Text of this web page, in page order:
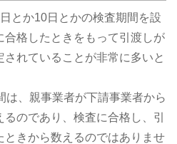
とか10日とかの検査期間を設
合格したときをもって引渡しが
れていることが非常に多いと
は、親事業者が下請事業者から
のであり、検査に合格し、引
きから数えるのではありませ